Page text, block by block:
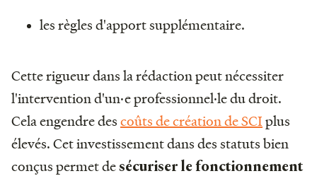
les règles d'apport supplémentaire.
Cette rigueur dans la rédaction peut nécessiter
l'intervention d'un·e professionnel·le du droit.
Cela engendre descoûts de création de SCIplus
élevés. Cet investissement dans des statuts bien
conçus permet desécuriser le fonctionnement